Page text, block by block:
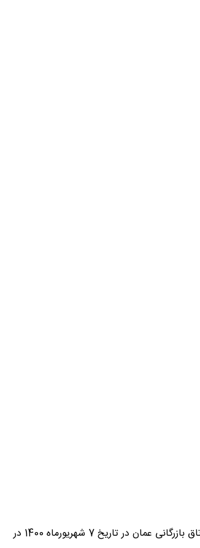
” به اطلاع می رساند اتاق مشترک بازرگانی ایران و عمان در نظر دارد نخستین نمایشگاه مجازی ایران و عمان همراه با برگزاری نشست مجازی B2B با همکاری اتاق بازرگانی عمان در تاریخ 7 شهریورماه 1400 در